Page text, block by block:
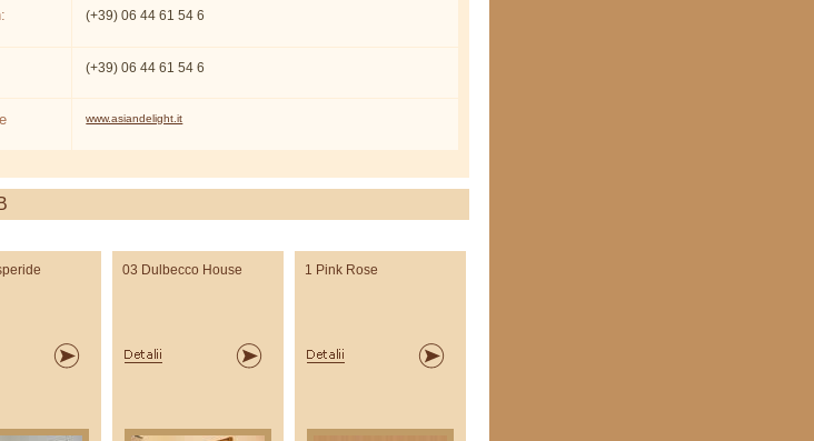
(+39) 06 44 61 54 6
(+39) 06 44 61 54 6
www.asiandelight.it
03 Dulbecco House 1 Pink Rose